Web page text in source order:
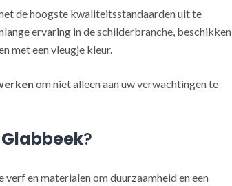
de hoogste kwaliteitsstandaarden uit te
ervaring in de schilderbranche, beschikken
met een vleugje kleur.
om niet alleen aan uw verwachtingen te
Glabbeek?
en materialen om duurzaamheid en een